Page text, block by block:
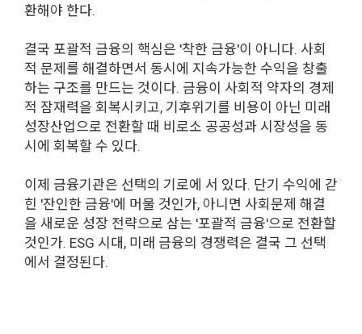
환해야 한다.
결국 포괄적 금융의 핵심은 '착한 금융'이 아니다. 사회
적 문제를 해결하면서 동시에 지속가능한 수익을 창출
하는 구조를 만드는 것이다. 금융이 사회적 약자의 경제
적 잠재력을 회복시키고, 기후위기를 비용이 아닌 미래
성장산업으로 전환할 때 비로소 공공성과 시장성을 동
시에 회복할 수 있다.
이제 금융기관은 선택의 기로에 서 있다. 단기 수익에 갇
힌 '잔인한 금융'에 머물 것인가, 아니면 사회문제 해결
을 새로운 성장 전략으로 삼는 '포괄적 금융'으로 전환할
것인가. ESG 시대, 미래 금융의 경쟁력은 결국 그 선택
에서 결정된다.